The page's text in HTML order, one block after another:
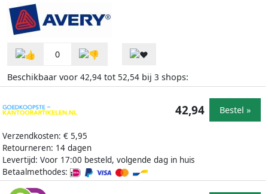
0
Beschikbaar voor 42,94 tot 52,54 bij 3 shops:
Verzendkosten: € 5,95
Retourneren: 14 dagen
Levertijd: Voor 17:00 besteld, volgende dag in huis
Betaalmethodes:
42,94 Bestel »